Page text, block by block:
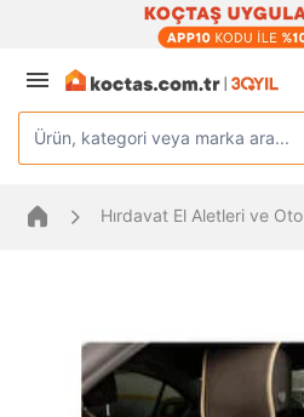
Ürün, kategori veya marka ara...
Hırdavat El Aletleri ve Oto